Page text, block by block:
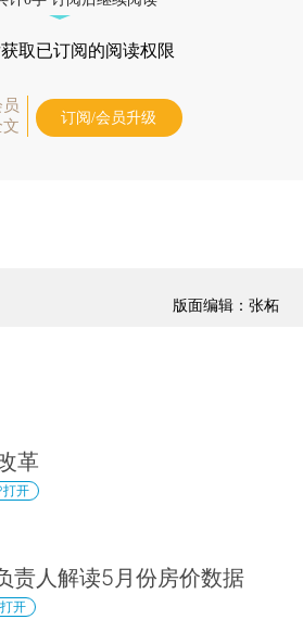
取已订阅的阅读权限
订阅/会员升级
版面编辑：张柘
革
打开
责人解读5月份房价数据
开